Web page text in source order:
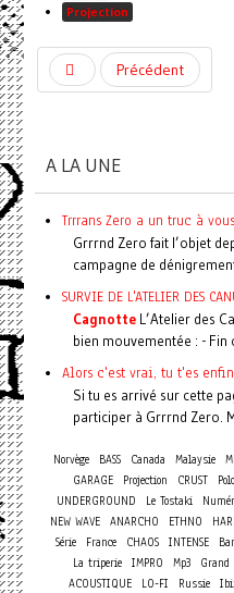
Projection
Précédent
A LA UNE
Trrrans Zero a un truc à
Grrrnd Zero fait l’objet
campagne de
SURVIE DE L'ATELIER DES
CagnotteL’Atelier des
bien mouvementée : - Fin
Alors c'est vrai, tu t'es
Si tu es arrivé sur cette
participer à Grrrnd Zero.
Norvège BASS Canada Malaysie
GARAGE
Projection CRUST
UNDERGROUND
Le Tostaki
NEW WAVE ANARCHO ETHNO
Série
France CHAOS INTENSE
La triperie
IMPRO Mp3 Grand
ACOUSTIQUE
LO-FI Russie